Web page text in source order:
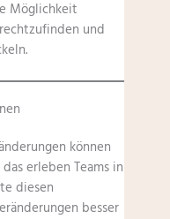
Möglichkeit
und
können
erleben Teams in
diesen
besser